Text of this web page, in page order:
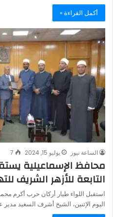
أكمل القراءة »
الساعة نيوز يوليو 15, 2024 7
محافظ الإسماعيلية
التابعة للأزهر الشريف
استقبل اللواء طيار أركان حرب أكرم
اليوم الإثنين، الشيخ أشرف السعيد